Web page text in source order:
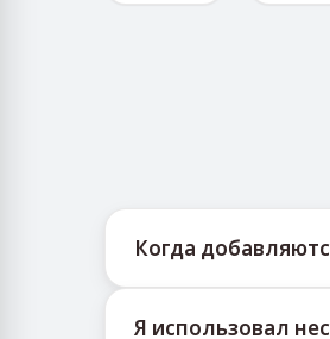
Когда
публикует
Я использовал